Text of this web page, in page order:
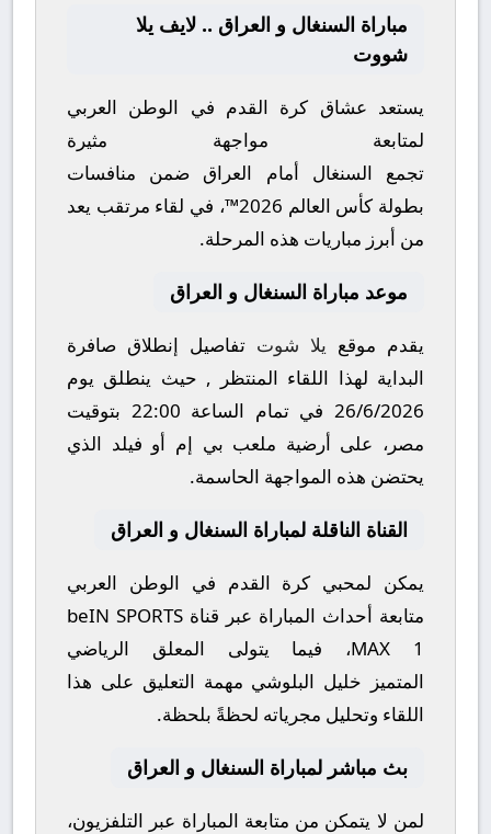
مباراة السنغال و العراق .. لايف يلا
شووت
يستعد عشاق كرة القدم في الوطن العربي
لمتابعة مواجهة مثيرة
تجمع السنغال أمام العراق ضمن منافسات
بطولة كأس العالم 2026™
، في لقاء مرتقب يعد
من أبرز مباريات هذه المرحلة.
موعد مباراة السنغال و العراق
يقدم موقع يلا شوت تفاصيل إنطلاق صافرة
البداية لهذا اللقاء المنتظر , حيث ينطلق يوم
26/6/2026في تمام الساعة 22:00 بتوقيت
مصر، على أرضية ملعب بي إم أو فيلد الذي
يحتضن هذه المواجهة الحاسمة.
القناة الناقلة لمباراة السنغال و العراق
يمكن لمحبي كرة القدم في الوطن العربي
متابعة أحداث المباراة عبر قناة beIN SPORTS
MAX 1، فيما يتولى المعلق الرياضي
المتميز خليل البلوشي مهمة التعليق على هذا
اللقاء وتحليل مجرياته لحظةً بلحظة.
بث مباشر لمباراة السنغال و العراق
لمن لا يتمكن من متابعة المباراة عبر التلفزيون،